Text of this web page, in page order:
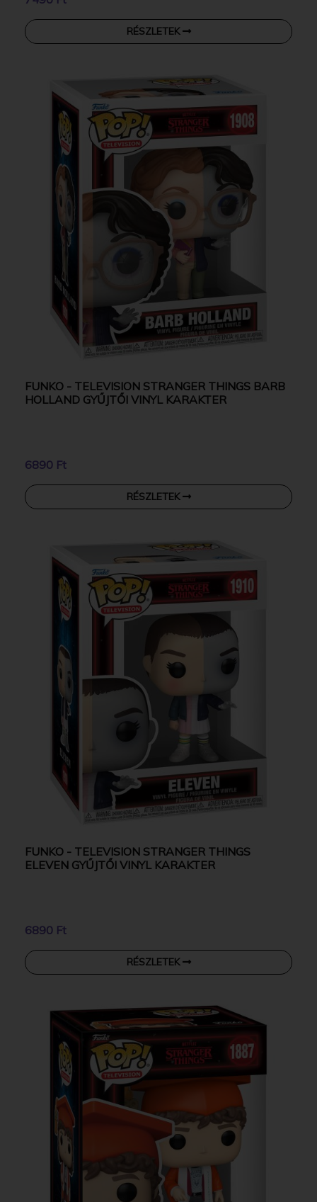
RÉSZLETEK
FUNKO - TELEVISION STRANGER THINGS BARB
HOLLAND GYŰJTŐI VINYL KARAKTER
6890 Ft
RÉSZLETEK
FUNKO - TELEVISION STRANGER THINGS
ELEVEN GYŰJTŐI VINYL KARAKTER
6890 Ft
RÉSZLETEK